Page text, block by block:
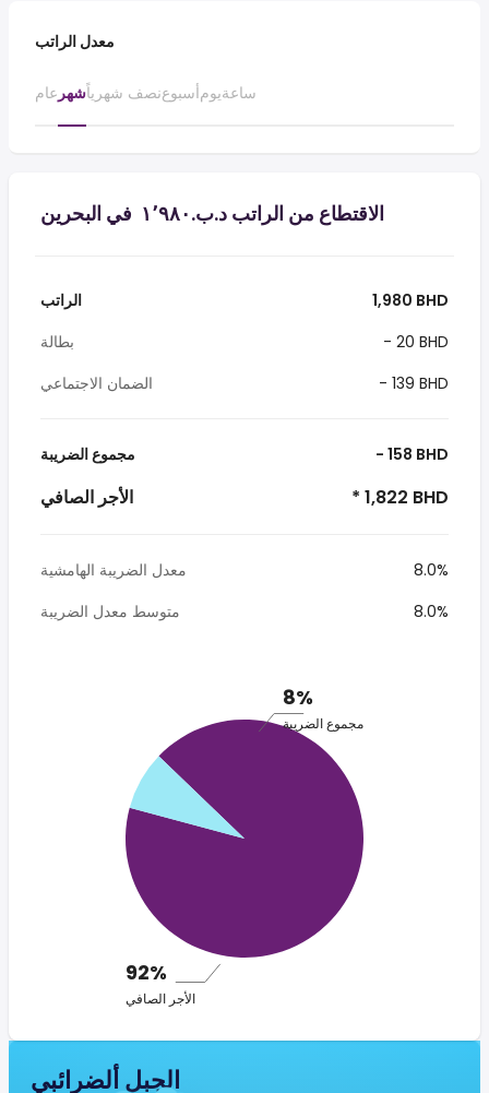
معدل الراتب
عام شهرنصف شهرياًأسبوعيومساعة
الاقتطاع من الراتب د.ب.‏١٬٩٨٠ ‏ في البحرين
الراتب
1,980 BHD
بطالة
- 20 BHD
الضمان الاجتماعي
- 139 BHD
مجموع الضريبة - 158 BHD
الأجر الصافي * 1,822 BHD
معدل الضريبة الهامشية
8.0%
متوسط معدل الضريبة
8.0%
8%
مجموع الضريبة
92%
الأجر الصافي
الجبل ألضرائبي